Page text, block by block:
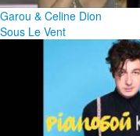
Garou & Celine Dion
Sous Le Vent